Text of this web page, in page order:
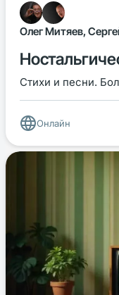
Олег Митяев,
Стихи и песни.
Онлайн